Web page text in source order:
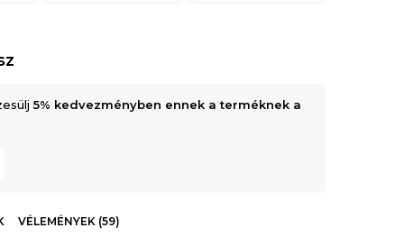
5% kedvezményben ennek a terméknek a
VÉLEMÉNYEK (59)